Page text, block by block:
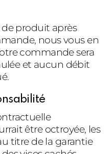
produit après
nous vous en
commande sera
et aucun débit
être octroyée, les
titre de la garantie